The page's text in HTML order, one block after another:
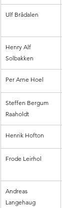
Ulf Brådalen
Henry Alf
Solbakken
Per Arne Hoel
Steffen Bergum
Raaholdt
Henrik Hofton
Frode Leirhol
Andreas
Langehaug